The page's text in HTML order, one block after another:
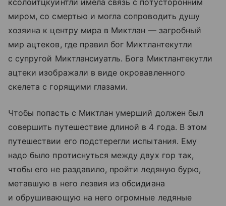
ксолоитцкуинтли имела связь с потусторонним
миром, со смертью и могла сопроводить душу
хозяина к центру мира в Миктлан — загробный
мир ацтеков, где правил бог Миктлантекутли
с супругой Миктлансиуатль. Бога Миктлантекутли
ацтеки изображали в виде окровавленного
скелета с горящими глазами.
Чтобы попасть с Миктлан умерший должен был
совершить путешествие длиной в 4 года. В этом
путешествии его подстерегли испытания. Ему
надо было протиснуться между двух гор так,
чтобы его не раздавило, пройти ледяную бурю,
метавшую в него лезвия из обсидиана
и обрушивающую на него огромные ледяные